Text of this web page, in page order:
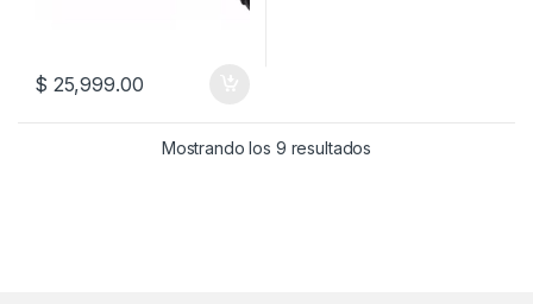
$ 25,999.00
Mostrando los 9 resultados